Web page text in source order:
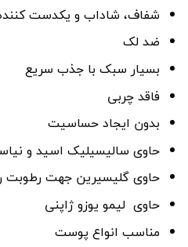
شفاف، شاداب و یکدست
ضد لک
بسیار سبک با جذب سریع
فاقد چربی
بدون ایجاد حساسیت
حاوی سالیسیلیک اسید و نیاسینامید
حاوی گلیسیرین جهت
حاوی لیمو یوزو ژاپنی
مناسب انواع پوست